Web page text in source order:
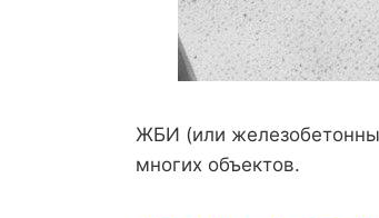
ЖБИ (или
многих объектов.